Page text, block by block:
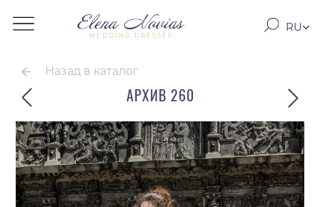
WEDDING DRESSES
RU
Назад в каталог
АРХИВ 260